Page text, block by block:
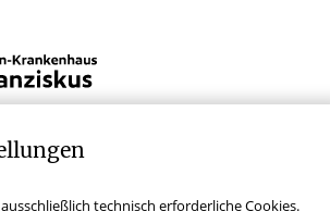
technisch erforderliche Cookies.